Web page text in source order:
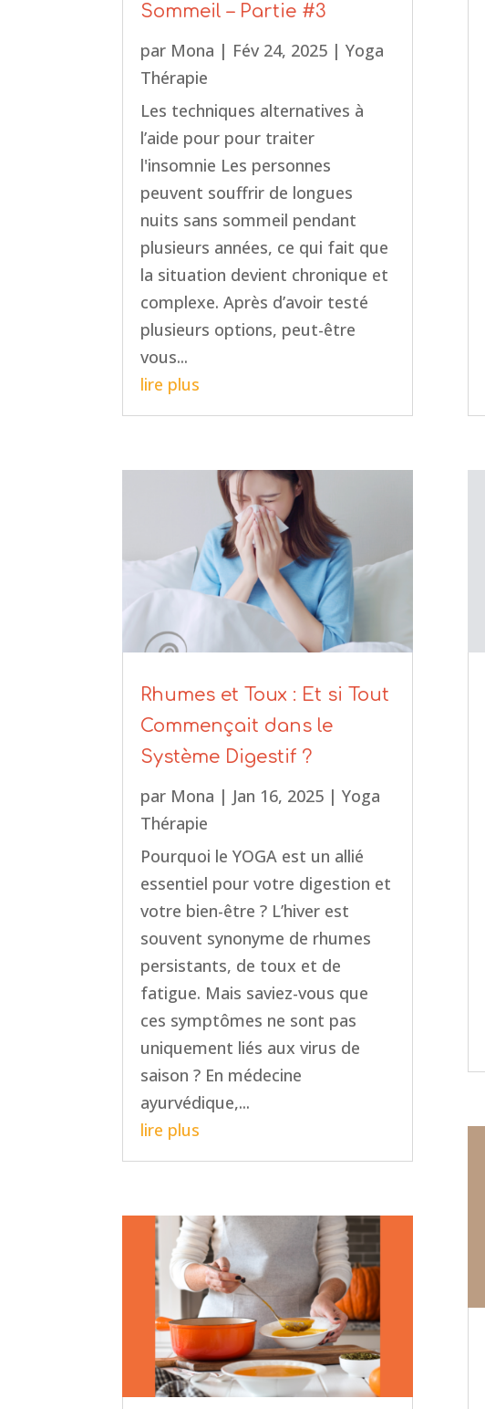
Sommeil – Partie #3
par Mona | Fév 24, 2025 |Yoga
Thérapie
Les techniques alternatives à
l’aide pour pour traiter
l'insomnie Les personnes
peuvent souffrir de longues
nuits sans sommeil pendant
plusieurs années, ce qui fait que
la situation devient chronique et
complexe. Après d’avoir testé
plusieurs options, peut-être
vous...
lire plus
Rhumes et Toux : Et si Tout
Commençait dans le
Système Digestif ?
par Mona | Jan 16, 2025 |Yoga
Thérapie
Pourquoi le YOGA est un allié
essentiel pour votre digestion et
votre bien-être ? L’hiver est
souvent synonyme de rhumes
persistants, de toux et de
fatigue. Mais saviez-vous que
ces symptômes ne sont pas
uniquement liés aux virus de
saison ? En médecine
ayurvédique,...
lire plus